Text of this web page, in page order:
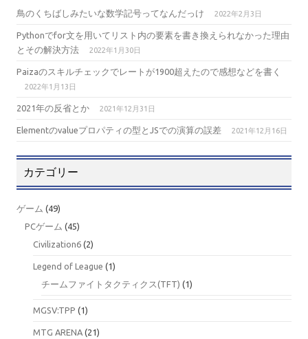
鳥のくちばしみたいな数学記号ってなんだっけ 2022年2月3日
Pythonでfor文を用いてリスト内の要素を書き換えられなかった理由
とその解決方法
2022年1月30日
Paizaのスキルチェックでレートが1900超えたので感想などを書く
2022年1月13日
2021年の反省とか 2021年12月31日
Elementのvalueプロパティの型とJSでの演算の誤差 2021年12月16日
カテゴリー
ゲーム (49)
PCゲーム (45)
Civilization6 (2)
Legend of League (1)
チームファイトタクティクス(TFT) (1)
MGSV:TPP (1)
MTG ARENA (21)